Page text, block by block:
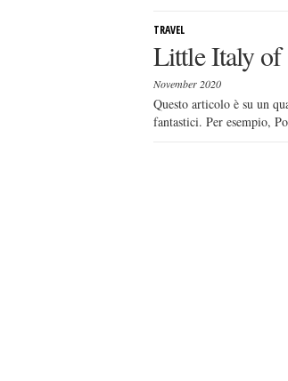
TRAVEL
Little Italy of
November 2020
Questo articolo è su un
fantastici. Per esempio,